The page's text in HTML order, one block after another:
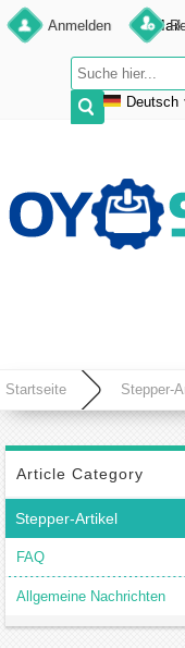
Anmelden
Deutsch
E-
Startseite Stepper-
Article Category
Stepper-Artikel
FAQ
Allgemeine Nachrichten